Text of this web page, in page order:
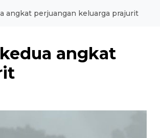
angkat perjuangan keluarga prajurit
angkat